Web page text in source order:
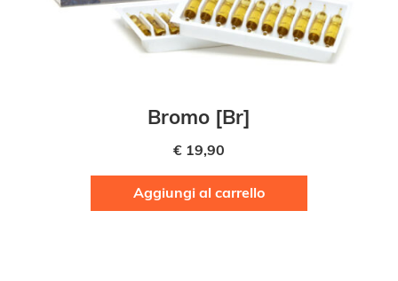
Bromo [Br]
€ 19,90
Aggiungi al carrello